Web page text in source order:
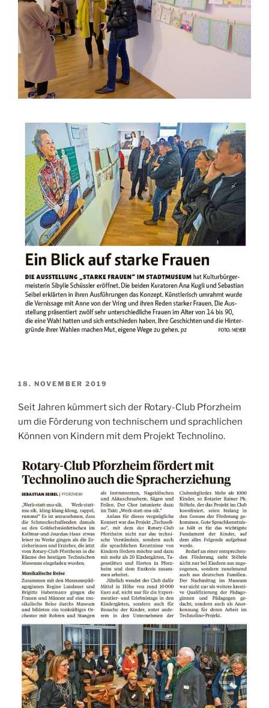
VERÖFFENTLICHT
18. NOVEMBER 2019
Seit Jahren kümmert sich der Rotary-Club Pforzheim
um die Förderung von technischem und sprachlichen
Können von Kindern mit dem Projekt Technolino.